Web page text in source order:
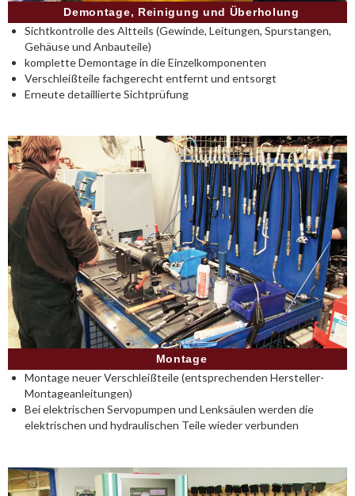
Demontage, Reinigung und Überholung
Sichtkontrolle des Altteils (Gewinde, Leitungen, Spurstangen,
Gehäuse und Anbauteile)
komplette Demontage in die Einzelkomponenten
Verschleißteile fachgerecht entfernt und entsorgt
Erneute detaillierte Sichtprüfung
Montage
Montage neuer Verschleißteile (entsprechenden Hersteller-
Montageanleitungen)
Bei elektrischen Servopumpen und Lenksäulen werden die
elektrischen und hydraulischen Teile wieder verbunden